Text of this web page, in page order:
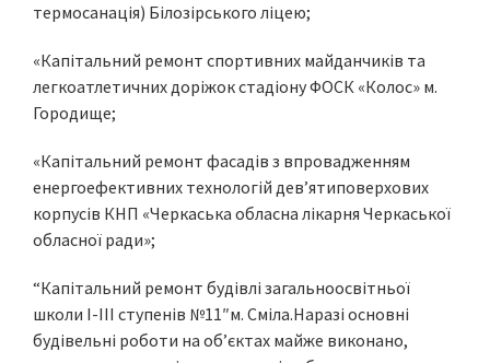
термосанація) Білозірського ліцею;
«Капітальний ремонт спортивних майданчиків та
легкоатлетичних доріжок стадіону ФОСК «Колос» м.
Городище;
«Капітальний ремонт фасадів з впровадженням
енергоефективних технологій дев’ятиповерхових
корпусів КНП «Черкаська обласна лікарня Черкаської
обласної ради»;
“Капітальний ремонт будівлі загальноосвітньої
школи І-ІІІ ступенів №11″м. Сміла.Наразі основні
будівельні роботи на об’єктах майже виконано,